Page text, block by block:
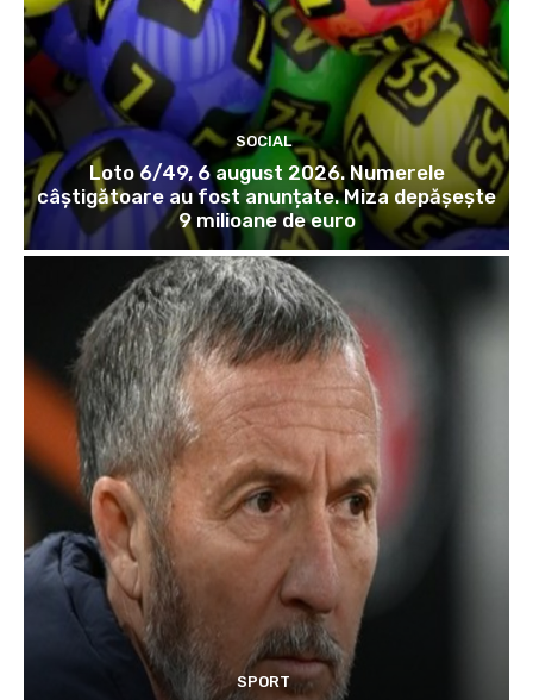
SOCIAL
Loto 6/49, 6 august 2026. Numerele
câștigătoare au fost anunțate. Miza depășește
9 milioane de euro
SPORT